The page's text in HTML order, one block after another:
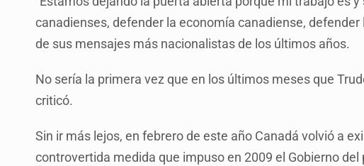
canadienses, defender la economía canadiense,
de sus mensajes más nacionalistas de los últimos años.
No sería la primera vez que en los últimos meses que
criticó.
Sin ir más lejos, en febrero de este año Canadá volvió a
controvertida medida que impuso en 2009 el Gobierno